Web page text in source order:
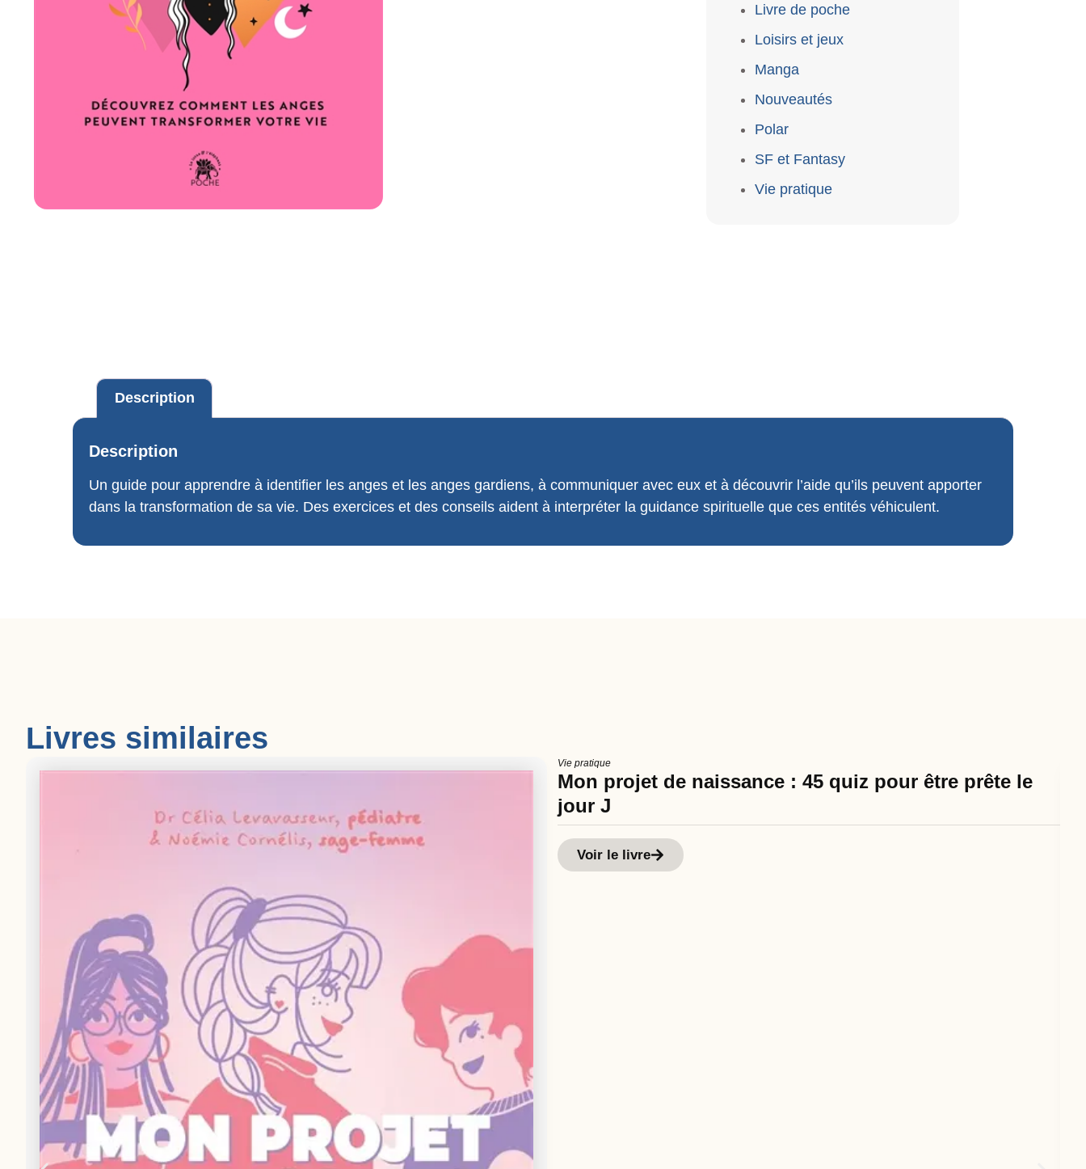
Livre de poche
Loisirs et jeux
Manga
Nouveautés
Polar
SF et Fantasy
Vie pratique
Description
Description
Un guide pour apprendre à identifier les anges et les anges gardiens, à communiquer avec eux et à découvrir l’aide qu’ils peuvent apporter
dans la transformation de sa vie. Des exercices et des conseils aident à interpréter la guidance spirituelle que ces entités véhiculent.
Livres similaires
Vie pratique
Mon projet de naissance : 45 quiz pour être prête le
jour J
Voir le livre